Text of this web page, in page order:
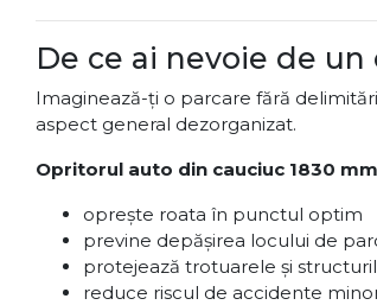
De ce ai nevoie de
Imaginează-ți o parcare fără
aspect general dezorganizat.
Opritorul auto din cauciuc 1830 mm
oprește roata în punctul optim
previne depășirea locului de
protejează trotuarele și
reduce riscul de accidente